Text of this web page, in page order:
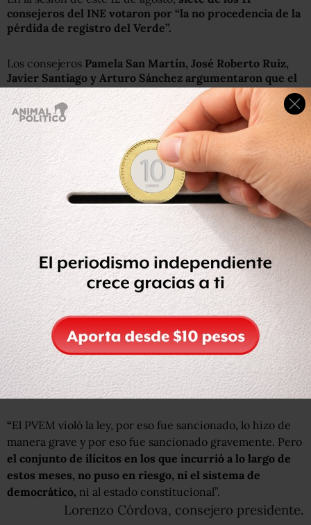
consejeros del INE votaron por “la no procedencia de la
pérdida de registro del Verde”.
Los consejeros Pamela San Martín, José Roberto Ruiz,
Javier Santiago y Arturo Sánchez argumentaron que el
PVEM sí debía ser sancionadotras implementar una
estrategia que incluyó promocionales en salas de cine
(“cineminutos”) siete meses antes de las campañas;
entrega de mochilas, boletos de cine y promociones en
Twitter durante el periodo de veda.
“¿Cómo puede no ser grave la conducta de un partido
político quede forma intencional y sistemática, antes y a
lo largo del proceso electoral
hace de la violación al
Estado de Derecho su estrategia electoral? En éste
elemento radica la gravedad extrema”, dijo San Martín.
El consejero Javier Santiago aseguró que la decisión de
preservar el registro “no aporta certeza jurídica”
porque “¿qué se requiere para que se valore la gravedad
de una conducta como la desplegada e ilustrada en el
proyecto? ¿Qué más debe hacer el partido encausado?”.
Finalmente, el Verde preserva el registro gracias a
éstos argumentos de los consejeros del INE:
“El PVEM violó la ley, por eso fue sancionado, lo hizo de
manera grave y por eso fue sancionado gravemente. Pero
el conjunto de ilícitos en los que incurrió a lo largo de
estos meses, no puso en riesgo, ni el sistema de
democrático, ni al estado constitucional”.
Lorenzo Córdova, consejero presidente.